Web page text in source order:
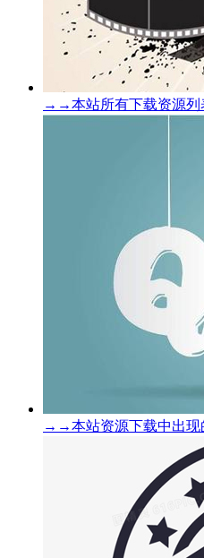
→→本站所有下载资源列
→→本站资源下载中出现